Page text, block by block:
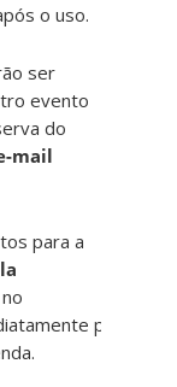
o uso.
ser
evento
do
mail
para a
para